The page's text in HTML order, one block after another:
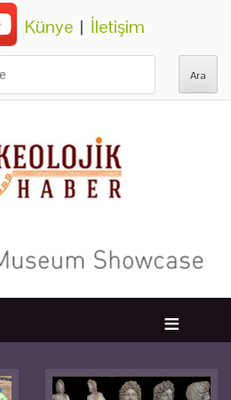
Künye | İletişim